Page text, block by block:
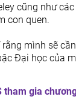
cũng như
con quen.
mình sẽ
Đại học của
tham gia